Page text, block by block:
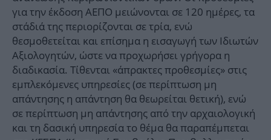
για την έκδοση ΑΕΠΟ μειώνονται σε 120 ημέρες, τα
στάδιά της περιορίζονται σε τρία, ενώ
θεσμοθετείται και επίσημα η εισαγωγή των Ιδιωτών
Αξιολογητών, ώστε να προχωρήσει γρήγορα η
διαδικασία. Τίθενται «άπρακτες προθεσμίες» στις
εμπλεκόμενες υπηρεσίες (σε περίπτωση μη
απάντησης η απάντηση θα θεωρείται θετική), ενώ
σε περίπτωση μη απάντησης από την αρχαιολογική
και τη δασική υπηρεσία το θέμα θα παραπέμπεται